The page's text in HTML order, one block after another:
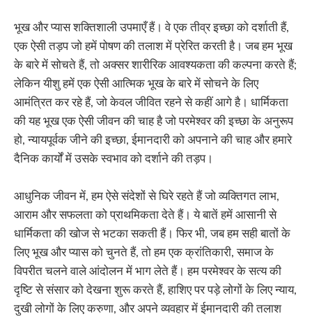
भूख और प्यास शक्तिशाली उपमाएँ हैं। वे एक तीव्र इच्छा को दर्शाती हैं,
एक ऐसी तड़प जो हमें पोषण की तलाश में प्रेरित करती है। जब हम भूख
के बारे में सोचते हैं, तो अक्सर शारीरिक आवश्यकता की कल्पना करते हैं;
लेकिन यीशु हमें एक ऐसी आत्मिक भूख के बारे में सोचने के लिए
आमंत्रित कर रहे हैं, जो केवल जीवित रहने से कहीं आगे है। धार्मिकता
की यह भूख एक ऐसी जीवन की चाह है जो परमेश्वर की इच्छा के अनुरूप
हो, न्यायपूर्वक जीने की इच्छा, ईमानदारी को अपनाने की चाह और हमारे
दैनिक कार्यों में उसके स्वभाव को दर्शाने की तड़प।
आधुनिक जीवन में, हम ऐसे संदेशों से घिरे रहते हैं जो व्यक्तिगत लाभ,
आराम और सफलता को प्राथमिकता देते हैं। ये बातें हमें आसानी से
धार्मिकता की खोज से भटका सकती हैं। फिर भी, जब हम सही बातों के
लिए भूख और प्यास को चुनते हैं, तो हम एक क्रांतिकारी, समाज के
विपरीत चलने वाले आंदोलन में भाग लेते हैं। हम परमेश्वर के सत्य की
दृष्टि से संसार को देखना शुरू करते हैं, हाशिए पर पड़े लोगों के लिए न्याय,
दुखी लोगों के लिए करुणा, और अपने व्यवहार में ईमानदारी की तलाश